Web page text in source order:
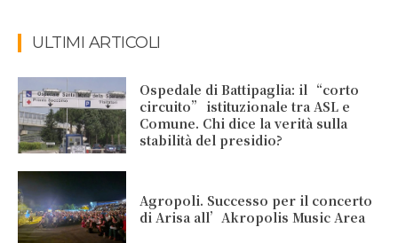
ULTIMI ARTICOLI
Ospedale di Battipaglia: il “corto
circuito” istituzionale tra ASL e
Comune. Chi dice la verità sulla
stabilità del presidio?
Agropoli. Successo per il concerto
di Arisa all’Akropolis Music Area